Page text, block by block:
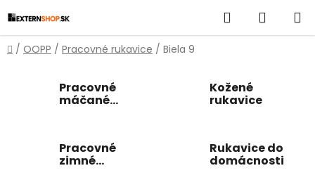
na
obsah
Hľadať
KOŠÍK
Domov
/ OOPP / Pracovné rukavice / Biela 9
Pracovné
máčané
Kožené
rukavice
Pracovné
zimné
Rukavice do
domácnosti